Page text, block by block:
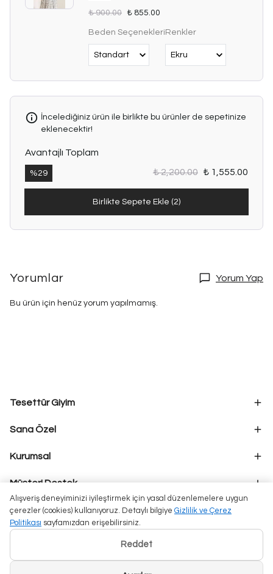
Alışveriş deneyiminizi iyileştirmek için yasal düzenlemelere uygun
çerezler (cookies) kullanıyoruz. Detaylı bilgiye Gizlilik ve Çerez
Politikası sayfamızdan erişebilirsiniz.
Reddet
₺ 900.00 ₺ 855.00
Beden SeçenekleriRenkler
İncelediğiniz ürün ile birlikte bu ürünler de sepetinize
eklenecektir!
Avantajlı Toplam
%29 ₺ 2,200.00 ₺ 1,555.00
Birlikte Sepete Ekle (2)
Yorumlar Yorum Yap
Bu ürün için henüz yorum yapılmamış.
Tesettür Giyim
Sana Özel
Kurumsal
Müşteri Destek